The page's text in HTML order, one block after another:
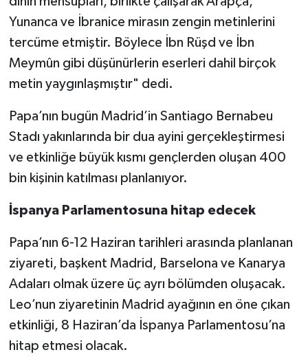
Yunanca ve İbranice mirasın zengin metinlerini
tercüme etmiştir. Böylece İbn Rüşd ve İbn
Meymûn gibi düşünürlerin eserleri dahil birçok
metin yaygınlaşmıştır" dedi.
Papa’nın bugün Madrid’in Santiago Bernabeu
Stadı yakınlarında bir dua ayini gerçekleştirmesi
ve etkinliğe büyük kısmı gençlerden oluşan 400
bin kişinin katılması planlanıyor.
İspanya Parlamentosuna hitap edecek
Papa’nın 6-12 Haziran tarihleri arasında planlanan
ziyareti, başkent Madrid, Barselona ve Kanarya
Adaları olmak üzere üç ayrı bölümden oluşacak.
Leo’nun ziyaretinin Madrid ayağının en öne çıkan
etkinliği, 8 Haziran’da İspanya Parlamentosu’na
hitap etmesi olacak.